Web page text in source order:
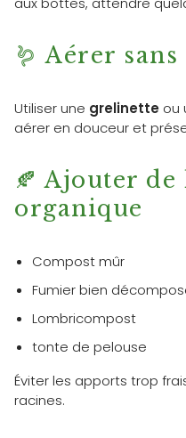
🪱 Aérer
Utiliser une grelinette ou
aérer en douceur et
🍂 Ajouter
organique
Compost mûr
Fumier bien
Lombricompost
tonte de pelouse
Éviter les apports trop
racines.